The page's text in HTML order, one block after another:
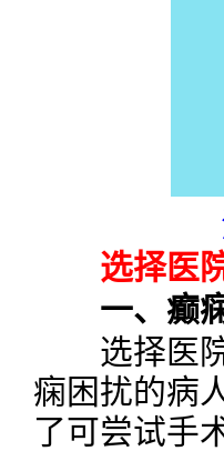
选择医院
一、癫痫
选择医院
痫困扰的病
了可尝试手